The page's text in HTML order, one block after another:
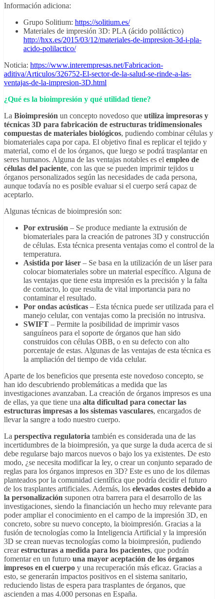
Información adiciona:
Grupo Solitium: https://solitium.es/
Materiales de impresión 3D: PLA (ácido poliláctico)
http://hxx.es/2015/03/12/materiales-de-impresion-3d-i-pla-
acido-polilactico/
Noticia: https://www.interempresas.net/Fabricacion-
aditiva/Articulos/326752-El-sector-de-la-salud-se-rinde-a-las-
ventajas-de-la-impresion-3D.html
¿Qué es la bioimpresión y qué utilidad tiene?
La Bioimpresión un concepto novedoso que utiliza impresoras y
técnicas 3D para fabricación de estructuras tridimensionales
compuestas de materiales biológicos, pudiendo combinar células y
biomateriales capa por capa. El objetivo final es replicar el tejido y
material, como el de los órganos, que luego se podrá trasplantar en
seres humanos. Alguna de las ventajas notables es el empleo de
células del paciente, con las que se pueden imprimir tejidos u
órganos personalizados según las necesidades de cada persona,
aunque todavía no es posible evaluar si el cuerpo será capaz de
aceptarlo.
Algunas técnicas de bioimpresión son:
Por extrusión – Se produce mediante la extrusión de
biomateriales para la creación de patrones 3D y construcción
de células. Esta técnica presenta ventajas como el control de la
temperatura.
Asistida por láser – Se basa en la utilización de un láser para
colocar biomateriales sobre un material específico. Alguna de
las ventajas que tiene esta impresión es la precisión y la falta
de contacto, lo que resulta de vital importancia para no
contaminar el resultado.
Por ondas acústicas – Esta técnica puede ser utilizada para el
manejo celular, con ventajas como la precisión no intrusiva.
SWIFT – Permite la posibilidad de imprimir vasos
sanguíneos para el soporte de órganos que han sido
construidos con células OBB, o en su defecto con alto
porcentaje de estas. Algunas de las ventajas de esta técnica es
la ampliación del tiempo de vida celular.
Aparte de los beneficios que presenta este novedoso concepto, se
han ido descubriendo problemáticas a medida que las
investigaciones avanzaban. La creación de órganos impresos es una
de ellas, ya que tiene una alta dificultad para conectar las
estructuras impresas a los sistemas vasculares, encargados de
llevar la sangre a todo nuestro cuerpo.
La perspectiva regulatoria también es considerada una de las
incertidumbres de la bioimpresión, ya que surge la duda acerca de si
debe regularse bajo marcos nuevos o bajo los ya existentes. De esto
modo, ¿se necesita modificar la ley, o crear un conjunto separado de
reglas para los órganos impresos en 3D? Este es uno de los dilemas
planteados por la comunidad científica que podría decidir el futuro
de los trasplantes artificiales. Además, los elevados costes debido a
la personalización suponen otra barrera para el desarrollo de las
investigaciones, siendo la financiación un hecho muy relevante para
poder ampliar el conocimiento en el campo de la impresión 3D, en
concreto, sobre su nuevo concepto, la bioimpresión. Gracias a la
fusión de tecnologías como la Inteligencia Artificial y la impresión
3D se crean nuevas tecnologías como la bioimpresión, pudiendo
crearestructuras a medida para los pacientes, que podrán
fomentar en un futuro una mayor aceptación de los órganos
impresos en el cuerpo y una recuperación más eficaz. Gracias a
esto, se generarán impactos positivos en el sistema sanitario,
reduciendo listas de espera para trasplantes de órganos, que
ascienden a mas 4.000 personas en España.